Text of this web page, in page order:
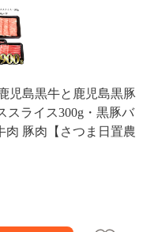
児島黒牛と鹿児島黒豚
スライス300g・黒豚バ
肉 豚肉【さつま日置農